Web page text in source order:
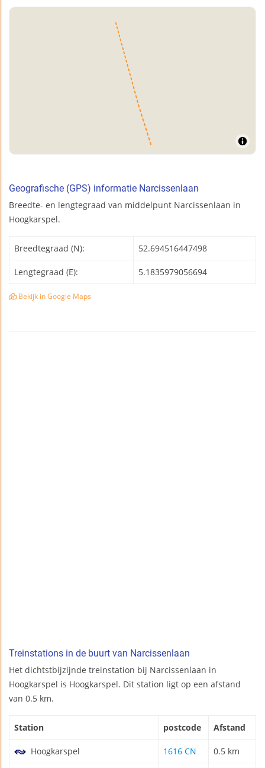
Geografische (GPS) informatie Narcissenlaan
Breedte- en lengtegraad van middelpunt Narcissenlaan in
Hoogkarspel.
Breedtegraad (N): 52.694516447498
Lengtegraad (E): 5.1835979056694
Bekijk in Google Maps
Treinstations in de buurt van Narcissenlaan
Het dichtstbijzijnde treinstation bij Narcissenlaan in
Hoogkarspel is Hoogkarspel. Dit station ligt op een afstand
van 0.5 km.
Station postcode Afstand
Hoogkarspel 1616 CN 0.5 km